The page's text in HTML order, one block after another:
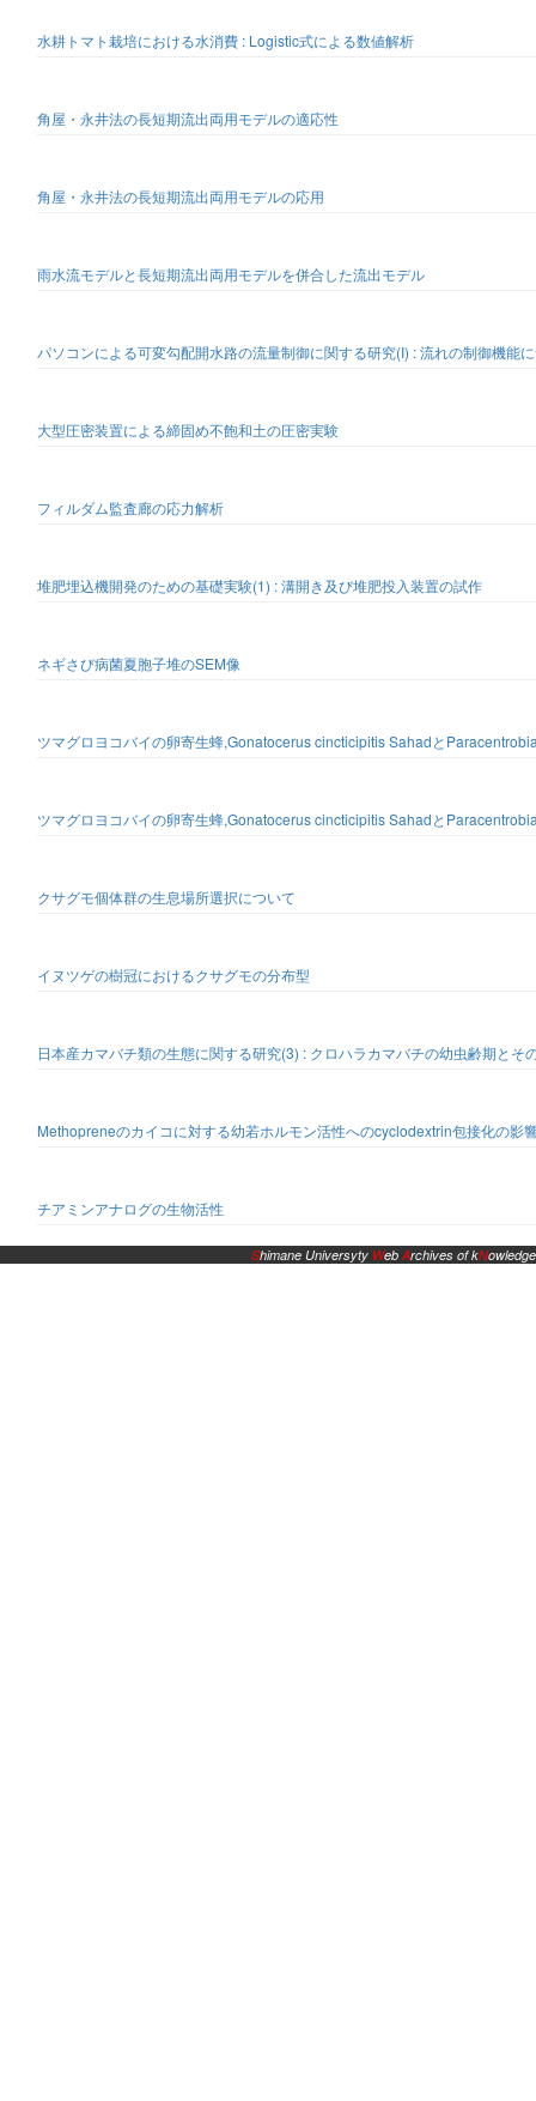
水耕トマト栽培における水消費 : Logistic式による数値解析
角屋・永井法の長短期流出両用モデルの適応性
角屋・永井法の長短期流出両用モデルの応用
雨水流モデルと長短期流出両用モデルを併合した流出モデル
パソコンによる可変勾配開水路の流量制御に関する研究(I) : 流れの制御機能
大型圧密装置による締固め不飽和土の圧密実験
フィルダム監査廊の応力解析
堆肥埋込機開発のための基礎実験(1) : 溝開き及び堆肥投入装置の試作
ネギさび病菌夏胞子堆のSEM像
ツマグロヨコバイの卵寄生蜂,Gonatocerus cincticipitis Sahadと
ツマグロヨコバイの卵寄生蜂,Gonatocerus cincticipitis Sahadと
クサグモ個体群の生息場所選択について
イヌツゲの樹冠におけるクサグモの分布型
日本産カマバチ類の生態に関する研究(3) : クロハラカマバチの幼虫齢期とそ
Methopreneのカイコに対する幼若ホルモン活性へのcyclodextrin包接化の影
チアミンアナログの生物活性
Shimane Universyty WebArchives of kNowledge